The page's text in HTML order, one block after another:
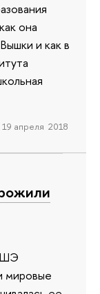
она
и как в
19 апреля 2018
мировые